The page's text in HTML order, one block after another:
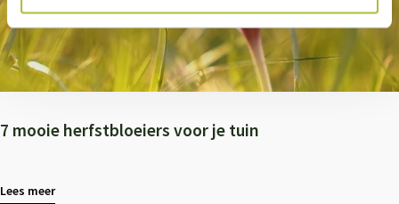
7 mooie herfstbloeiers voor je tuin
Lees meer